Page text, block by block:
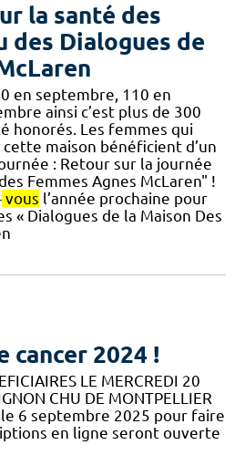
la santé des
des Dialogues de
en septembre, 110 en
ainsi c’est plus de 300
honorés. Les femmes qui
maison bénéficient d’un
: Retour sur la journée
Femmes Agnes McLaren" !
vous l’année prochaine pour
« Dialogues de la Maison Des
cancer 2024 !
LE MERCREDI 20
CHU DE MONTPELLIER
le 6 septembre 2025 pour faire
en ligne seront ouverte